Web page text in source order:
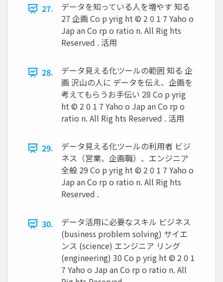
27.
データを知っている人を増やす 知る
27 企画 Co p yrig ht © 2 0 1 7 Yaho o
Jap an Co rp o ratio n. All Rig hts
Reserved . 活用
28.
データ見える化ツールの範囲 知る 企
画 沢山の人に データを伝え、企画を
考えてもらうお手伝い 28 Co p yrig
ht © 2 0 1 7 Yaho o Jap an Co rp o
ratio n. All Rig hts Reserved . 活用
29.
データ見える化ツールの利用者 ビジ
ネス（営業、企画職）、エンジニア
全般 29 Co p yrig ht © 2 0 1 7 Yaho o
Jap an Co rp o ratio n. All Rig hts
Reserved .
30.
データ活用に必要なスキル ビジネス
(business problem solving) サイエ
ンス (science) エンジニア リング
(engineering) 30 Co p yrig ht © 2 0 1
7 Yaho o Jap an Co rp o ratio n. All